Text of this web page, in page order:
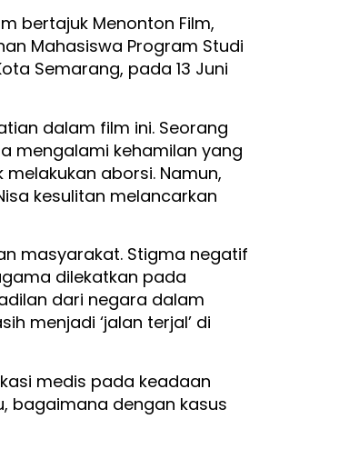
bertajuk Menonton Film,
Mahasiswa Program Studi
Semarang, pada 13 Juni
dalam film ini. Seorang
mengalami kehamilan yang
aborsi. Namun,
kesulitan melancarkan
masyarakat. Stigma negatif
dilekatkan pada
dari negara dalam
menjadi ‘jalan terjal’ di
medis pada keadaan
bagaimana dengan kasus